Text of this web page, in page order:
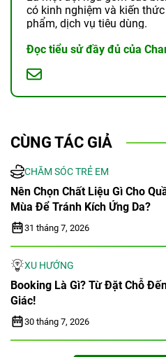
có kinh nghiệm và kiến
phẩm, dịch vụ tiêu dùng.
Đọc tiểu sử đầy đủ của
CÙNG TÁC GIẢ
CHĂM SÓC TRẺ EM
Nên Chọn Chất Liệu Gì Cho
Mùa Để Tránh Kích Ứng Da?
31 tháng 7, 2026
XU HƯỚNG
Booking Là Gì? Từ Đặt Chỗ
Giác!
30 tháng 7, 2026